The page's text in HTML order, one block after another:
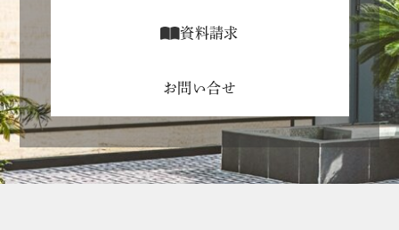
資料請求
お問い合せ